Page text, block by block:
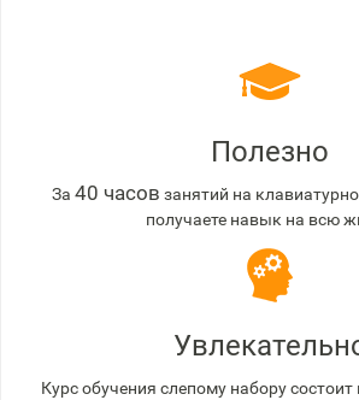
Полезно
За 40 часов занятий на
получаете навык на всю
Курс обучения слепому набору состоит